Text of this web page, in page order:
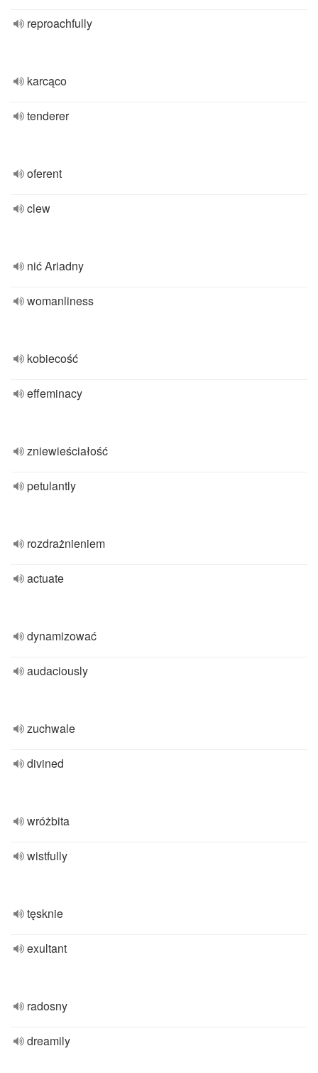
reproachfully
karcąco
tenderer
oferent
clew
nić Ariadny
womanliness
kobiecość
effeminacy
zniewieściałość
petulantly
rozdrażnieniem
actuate
dynamizować
audaciously
zuchwale
divined
wróżbita
wistfully
tęsknie
exultant
radosny
dreamily